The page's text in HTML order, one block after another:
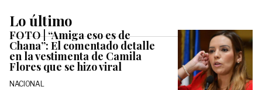
Lo último
FOTO | “Amiga eso es de
Chana”: El comentado detalle
en la vestimenta de Camila
Flores que se hizo viral
NACIONAL